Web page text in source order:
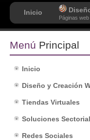
Inicio
Páginas
Menú Principal
Inicio
Diseño y Creación
Tiendas Virtuales
Soluciones
Redes Sociales